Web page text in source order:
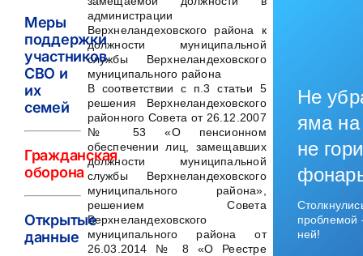
администрации
Верхнеландеховского района к
должности муниципальной
службы Верхнеландеховского
муниципального района
В соответствии с п.3 статьи 5
решения Верхнеландеховского
районного Совета от 26.12.2007
№ 53 «О пенсионном
обеспечении лиц, замещавших
должности муниципальной
службы Верхнеландеховского
муниципального района»,
решением Совета
Верхнеландеховского
муниципального района от
26.03.2014 № 8 «О Реестре
Меры
поддержки
участников
СВО и
их
семей
Гражданская
оборона
Открытые
данные
Не
яма на
не
ней!